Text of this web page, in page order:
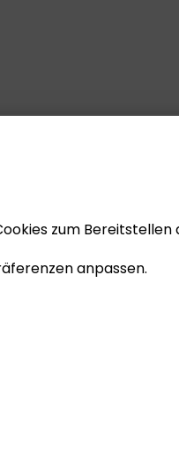
zum Bereitstellen
anpassen.